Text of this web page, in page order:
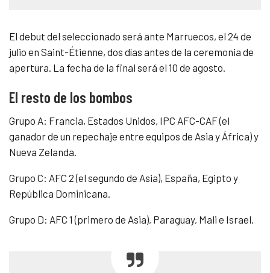
El debut del seleccionado será ante Marruecos, el 24 de
julio en Saint-Étienne, dos días antes de la ceremonia de
apertura. La fecha de la final será el 10 de agosto.
El resto de los bombos
Grupo A: Francia, Estados Unidos, IPC AFC-CAF (el
ganador de un repechaje entre equipos de Asia y África) y
Nueva Zelanda.
Grupo C: AFC 2 (el segundo de Asia), España, Egipto y
República Dominicana.
Grupo D: AFC 1 (primero de Asia), Paraguay, Mali e Israel.